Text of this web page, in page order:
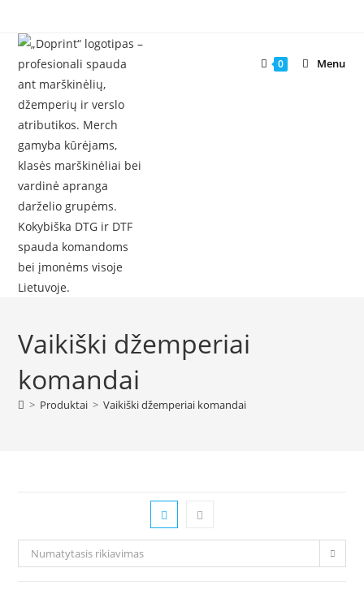
content
0 Menu
Vaikiški džemperiai
komandai
> Produktai > Vaikiški džemperiai komandai
Numatytasis rikiavimas